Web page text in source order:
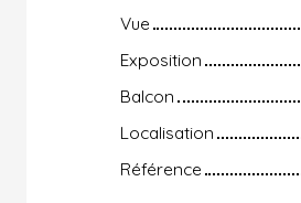
Vue
Exposition
Balcon
Localisation
Référence